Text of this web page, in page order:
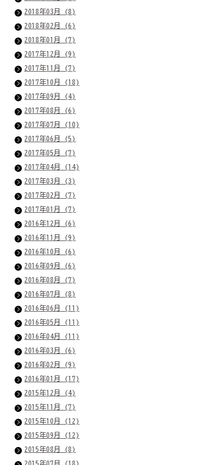
2018年03月 (8)
2018年02月 (6)
2018年01月 (7)
2017年12月 (9)
2017年11月 (7)
2017年10月 (18)
2017年09月 (4)
2017年08月 (6)
2017年07月 (10)
2017年06月 (5)
2017年05月 (7)
2017年04月 (14)
2017年03月 (3)
2017年02月 (7)
2017年01月 (7)
2016年12月 (6)
2016年11月 (9)
2016年10月 (6)
2016年09月 (6)
2016年08月 (7)
2016年07月 (8)
2016年06月 (11)
2016年05月 (11)
2016年04月 (11)
2016年03月 (6)
2016年02月 (9)
2016年01月 (17)
2015年12月 (4)
2015年11月 (7)
2015年10月 (12)
2015年09月 (12)
2015年08月 (8)
2015年07月 (18)